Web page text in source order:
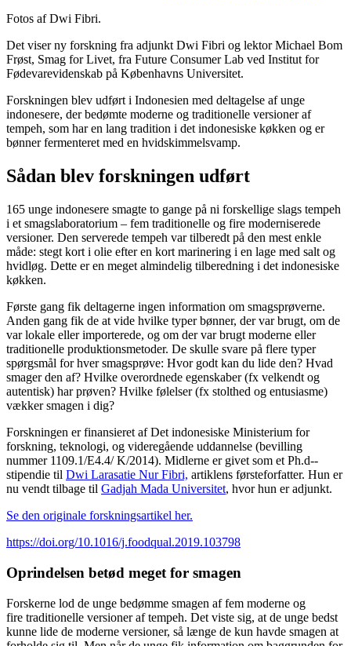
Fotos af Dwi Fibri.
Det viser ny forskning fra adjunkt Dwi Fibri og lektor Michael Bom
Frøst, Smag for Livet, fra Future Consumer Lab ved Institut for
Fødevarevidenskab på Københavns Universitet.
Forskningen blev udført i Indonesien med deltagelse af unge
indonesere, der bedømte moderne og traditionelle versioner af
tempeh, som har en lang tradition i det indonesiske køkken og er
bønner fermenteret med en hvidskimmelsvamp.
Sådan blev forskningen udført
165 unge indonesere smagte to gange på ni forskellige slags tempeh
i et smagslaboratorium – fem traditionelle og fire moderniserede
versioner. Den serverede tempeh var tilberedt på den mest enkle
måde: stegt kort i olie efter en kort marinering i en lage med salt og
hvidløg. Dette er en meget almindelig tilberedning i det indonesiske
køkken.
Første gang fik deltagerne ingen information om smagsprøverne.
Anden gang fik de at vide hvilke typer bønner, der var brugt, om de
var lokale eller importerede, og om der var brugt moderne eller
traditionelle produktionsmetoder. De skulle svare på flere typer
spørgsmål for hver smagsprøve: Hvor godt kan du lide den? Hvad
smager den af? Hvilke overordnede egenskaber (fx velkendt og
autentisk) har prøven? Hvilke følelser (fx stolthed og entusiasme)
vækker smagen i dig?
Forskningen er finansieret af Det indonesiske Ministerium for
forskning, teknologi, og videregående uddannelse (bevilling
nummer 1109.1/E4.4/ K/2014). Midlerne er givet som et Ph.d--
stipendie til Dwi Larasatie Nur Fibri, artiklens førsteforfatter. Hun er
nu vendt tilbage til Gadjah Mada Universitet, hvor hun er adjunkt.
Se den originale forskningsartikel her.
https://doi.org/10.1016/j.foodqual.2019.103798
Oprindelsen betød meget for smagen
Forskerne lod de unge bedømme smagen af fem moderne og
fire traditionelle versioner af tempeh. Det viste sig, at de unge bedst
kunne lide de moderne versioner, så længe de kun havde smagen at